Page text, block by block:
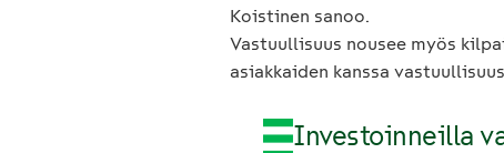
Koistinen sanoo.
Vastuullisuus nousee myös
asiakkaiden kanssa
Investoinneilla